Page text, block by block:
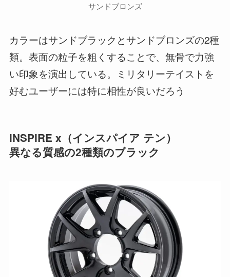
サンドブロンズ
カラーはサンドブラックとサンドブロンズの2種
類。表面の粒子を粗くすることで、無骨で力強
い印象を演出している。ミリタリーテイストを
好むユーザーには特に相性が良いだろう
INSPIRE x（インスパイア テン）
異なる質感の2種類のブラック